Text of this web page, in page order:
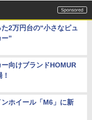
2万円台の“小さなピュ
”
向けブランドHOMUR
ホイール「M6」に新